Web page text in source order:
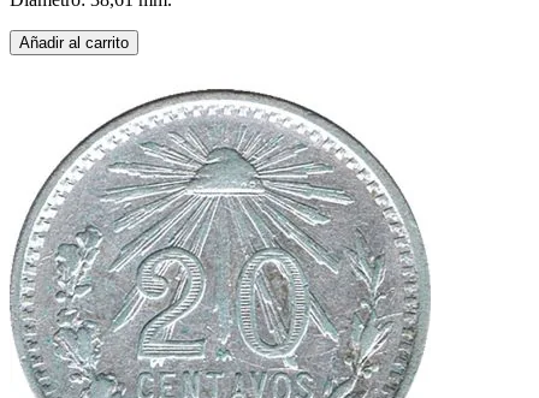
Añadir al carrito